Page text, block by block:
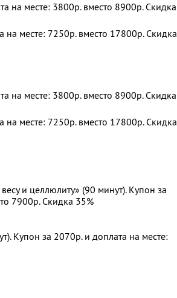
на месте: 3800р. вместо 8900р. Скидка
месте: 7250р. вместо 17800р. Скидка
на месте: 3800р. вместо 8900р. Скидка
месте: 7250р. вместо 17800р. Скидка
и целлюлиту» (90 минут). Купон за
7900р. Скидка 35%
Купон за 2070р. и доплата на месте: